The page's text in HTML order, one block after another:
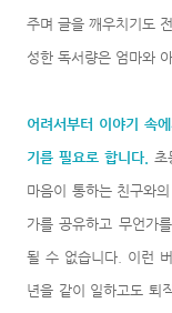
주며 글을 깨우치기도
성한 독서량은 엄마와
어려서부터 이야기 속
기를 필요로 합니다.
초
마음이 통하는 친구와
가를 공유하고 무언가
될 수 없습니다. 이런
년을 같이 일하고도 퇴